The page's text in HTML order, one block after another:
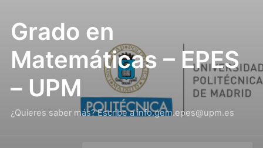
Grado en
Matemáticas – EPES
– UPM
¿Quieres saber más? Escribe a info.gem.epes@upm.es